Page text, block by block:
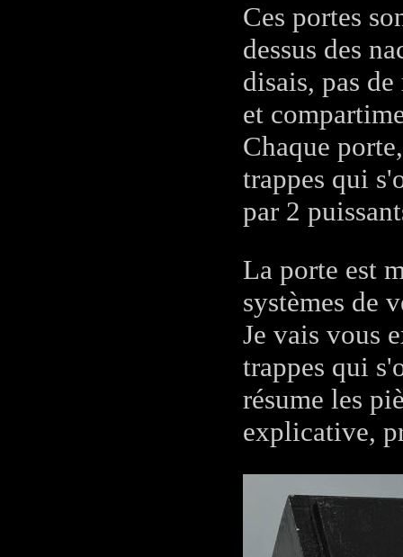
Ces portes
dessus des
disais, pas
et
Chaque
trappes qui
par 2
La porte est
systèmes de
Je vais vous
trappes qui
résume les
explicative,